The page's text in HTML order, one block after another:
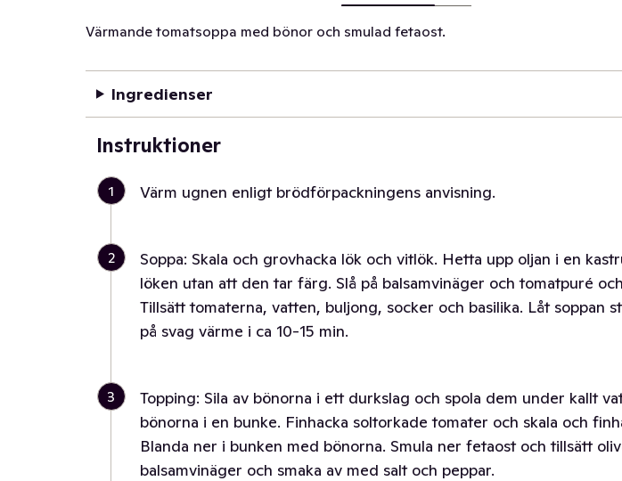
Värmande tomatsoppa med bönor och smulad fetaost.
Ingredienser
Instruktioner
1 Värm ugnen enligt brödförpackningens anvisning.
2
Soppa: Skala och grovhacka lök och vitlök. Hetta upp oljan i en
löken utan att den tar färg. Slå på balsamvinäger och tomatpuré
Tillsätt tomaterna, vatten, buljong, socker och basilika. Låt soppan
på svag värme i ca 10-15 min.
3
Topping: Sila av bönorna i ett durkslag och spola dem under kallt
bönorna i en bunke. Finhacka soltorkade tomater och skala och
Blanda ner i bunken med bönorna. Smula ner fetaost och tillsätt
balsamvinäger och smaka av med salt och peppar.